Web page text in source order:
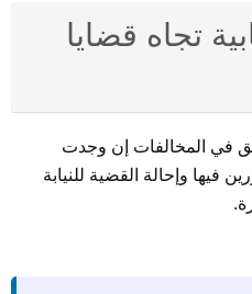
تجاه قضايا
في المخالفات إن وجدت
وإحالة القضية للنيابة